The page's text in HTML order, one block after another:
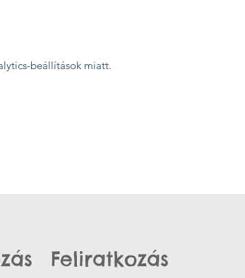
beállítások miatt.
Feliratkozás